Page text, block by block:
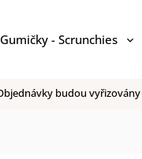
Gumičky - Scrunchies
budou